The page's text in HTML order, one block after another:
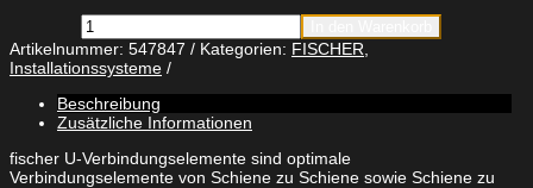
fischer
Verbindungselement
FMUF
90
feuerverzinkt
fvz
Menge
Artikelnummer: 547847 Kategorien: FISCHER
Installationssysteme
Beschreibung
Zusätzliche Informationen
fischer U-Verbindungselemente sind optimale
Verbindungselemente von Schiene zu Schiene sowie Schiene zu